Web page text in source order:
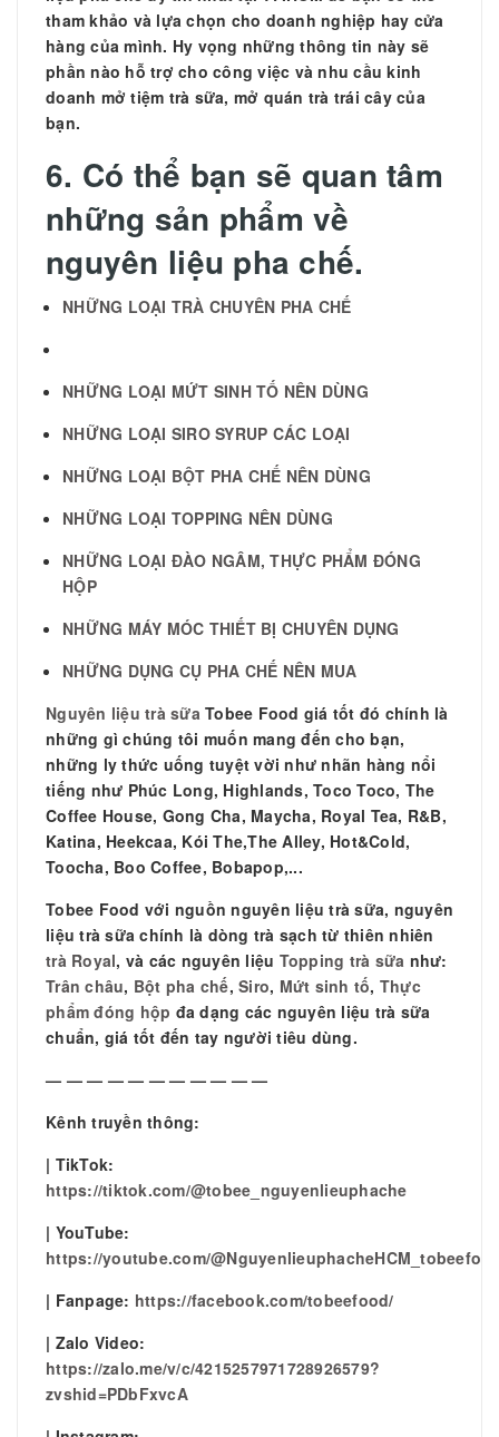
tham khảo và lựa chọn cho doanh nghiệp hay cửa
hàng của mình. Hy vọng những thông tin này sẽ
phần nào hỗ trợ cho công việc và nhu cầu kinh
doanh mở tiệm trà sữa, mở quán trà trái cây của
bạn.
6. Có thể bạn sẽ quan tâm
những sản phẩm về
nguyên liệu pha chế.
NHỮNG LOẠI TRÀ CHUYÊN PHA CHẾ
NHỮNG LOẠI MỨT SINH TỐ NÊN DÙNG
NHỮNG LOẠI SIRO SYRUP CÁC LOẠI
NHỮNG LOẠI BỘT PHA CHẾ NÊN DÙNG
NHỮNG LOẠI TOPPING NÊN DÙNG
NHỮNG LOẠI ĐÀO NGÂM, THỰC PHẨM ĐÓNG
HỘP
NHỮNG MÁY MÓC THIẾT BỊ CHUYÊN DỤNG
NHỮNG DỤNG CỤ PHA CHẾ NÊN MUA
Nguyên liệu trà sữa Tobee Food giá tốt đó chính là
những gì chúng tôi muốn mang đến cho bạn,
những ly thức uống tuyệt vời như nhãn hàng nổi
tiếng như Phúc Long, Highlands, Toco Toco, The
Coffee House, Gong Cha, Maycha, Royal Tea, R&B,
Katina, Heekcaa, Kói The,The Alley, Hot&Cold,
Toocha, Boo Coffee, Bobapop,...
Tobee Food với nguồn nguyên liệu trà sữa, nguyên
liệu trà sữa chính là dòng trà sạch từ thiên nhiên
trà Royal, và các nguyên liệu Topping trà sữa như:
Trân châu, Bột pha chế, Siro, Mứt sinh tố, Thực
phẩm đóng hộp đa dạng các nguyên liệu trà sữa
chuẩn, giá tốt đến tay người tiêu dùng.
— — — — — — — — — — —
Kênh truyền thông:
| TikTok:
https://tiktok.com/@tobee_nguyenlieuphache
| YouTube:
https://youtube.com/
| Fanpage: https://facebook.com/tobeefood/
| Zalo Video:
https://zalo.me/v/c/4215257971728926579?
zvshid=PDbFxvcA